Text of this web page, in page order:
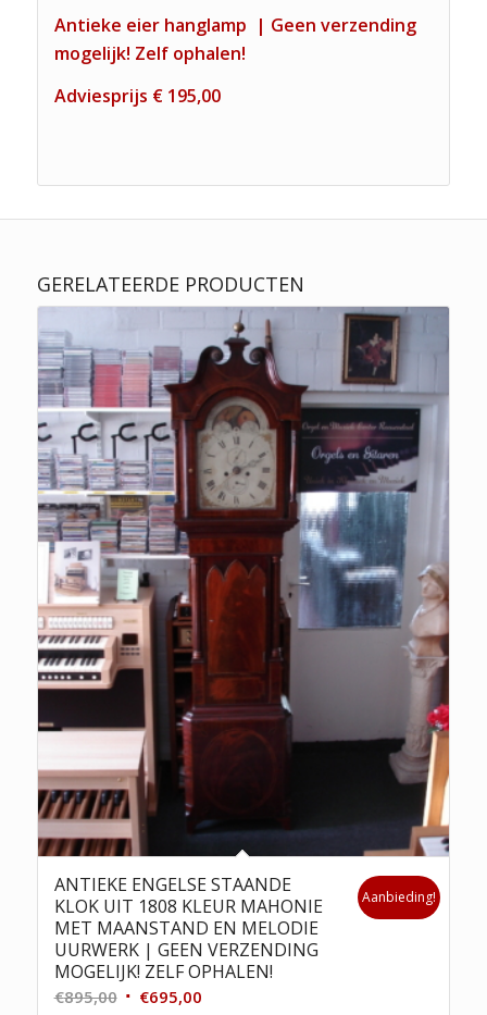
Antieke eier hanglamp | Geen verzending
mogelijk! Zelf ophalen!
Adviesprijs € 195,00
GERELATEERDE PRODUCTEN
ANTIEKE ENGELSE STAANDE
KLOK UIT 1808 KLEUR MAHONIE
MET MAANSTAND EN MELODIE
UURWERK | GEEN VERZENDING
MOGELIJK! ZELF OPHALEN!
€895,00 Oorspronkelijke
€695,00Huidige
Aanbieding!